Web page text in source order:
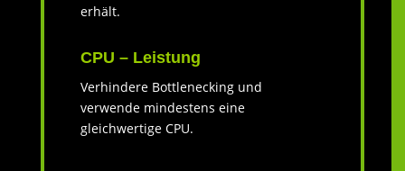
erhält.
CPU – Leistung
Verhindere Bottlenecking und
verwende mindestens eine
gleichwertige CPU.